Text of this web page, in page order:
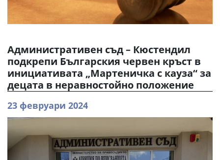
Административен съд – Кюстендил
подкрепи Българския червен кръст в
инициативата „Мартеничка с кауза“ за
децата в неравностойно положение
23 февруари 2024